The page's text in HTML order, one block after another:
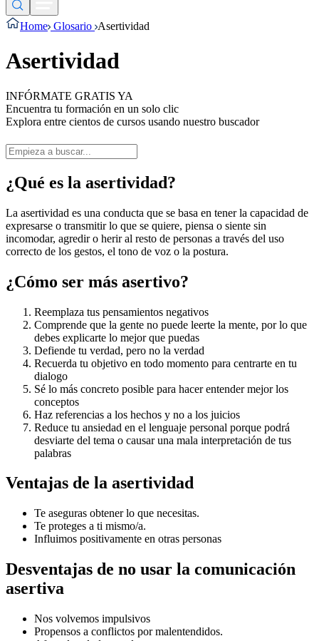
Home Glosario Asertividad
Asertividad
INFÓRMATE GRATIS YA
Encuentra tu formación en un solo clic
Explora entre cientos de cursos usando nuestro buscador
¿Qué es la asertividad?
La asertividad es una conducta que se basa en tener la capacidad de
expresarse o transmitir lo que se quiere, piensa o siente sin
incomodar, agredir o herir al resto de personas a través del uso
correcto de los gestos, el tono de voz o la postura.
¿Cómo ser más asertivo?
Reemplaza tus pensamientos negativos
Comprende que la gente no puede leerte la mente, por lo que
debes explicarte lo mejor que puedas
Defiende tu verdad, pero no la verdad
Recuerda tu objetivo en todo momento para centrarte en tu
dialogo
Sé lo más concreto posible para hacer entender mejor los
conceptos
Haz referencias a los hechos y no a los juicios
Reduce tu ansiedad en el lenguaje personal porque podrá
desviarte del tema o causar una mala interpretación de tus
palabras
Ventajas de la asertividad
Te aseguras obtener lo que necesitas.
Te proteges a ti mismo/a.
Influimos positivamente en otras personas
Desventajas de no usar la comunicación
asertiva
Nos volvemos impulsivos
Propensos a conflictos por malentendidos.